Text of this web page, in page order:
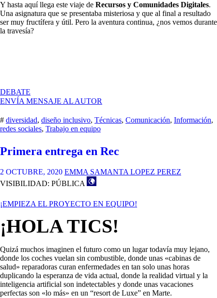
Y hasta aquí llega este viaje de Recursos y Comunidades Digitales.
Una asignatura que se presentaba misteriosa y que al final a resultado
ser muy fructífera y útil. Pero la aventura continua, ¿nos vemos durante
la travesía?
DEBATE
VALORACIÓN
ASIGNATURA
ENVÍA MENSAJE AL AUTOR
# diversidad, diseño inclusivo, Técnicas, Comunicación, Información,
redes sociales, Trabajo en equipo
Primera entrega en Rec
2 OCTUBRE, 2020 EMMA SAMANTA LOPEZ PEREZ
VISIBILIDAD: PÚBLICA
¡EMPIEZA EL PROYECTO EN EQUIPO!
¡HOLA TICS!
Quizá muchos imaginen el futuro como un lugar todavía muy lejano,
donde los coches vuelan sin combustible, donde unas «cabinas de
salud» reparadoras curan enfermedades en tan solo unas horas
duplicando la esperanza de vida actual, donde la realidad virtual y la
inteligencia artificial son indetectables y donde unas vacaciones
perfectas son «lo más» en un “resort de Luxe” en Marte.